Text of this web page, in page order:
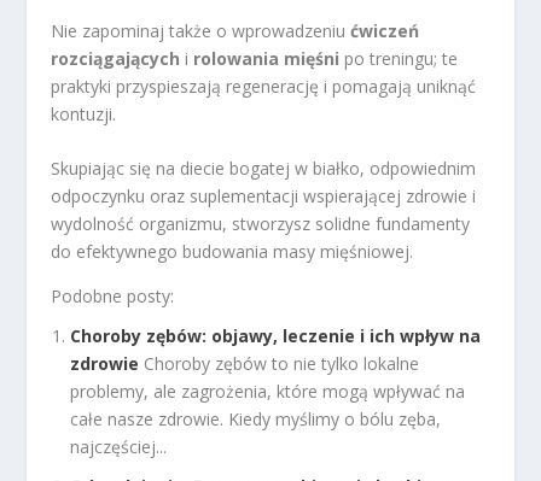
Nie zapominaj także o wprowadzeniućwiczeń
rozciągających i rolowania mięśni po treningu; te
praktyki przyspieszają regenerację i pomagają uniknąć
kontuzji.
Skupiając się na diecie bogatej w białko, odpowiednim
odpoczynku oraz suplementacji wspierającej zdrowie i
wydolność organizmu, stworzysz solidne fundamenty
do efektywnego budowania masy mięśniowej.
Podobne posty:
Choroby zębów: objawy, leczenie i ich wpływ na
zdrowie Choroby zębów to nie tylko lokalne
problemy, ale zagrożenia, które mogą wpływać na
całe nasze zdrowie. Kiedy myślimy o bólu zęba,
najczęściej...